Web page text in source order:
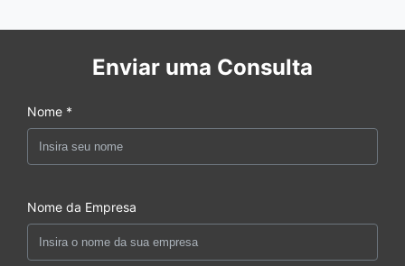
Enviar uma Consulta
Nome *
Nome da Empresa